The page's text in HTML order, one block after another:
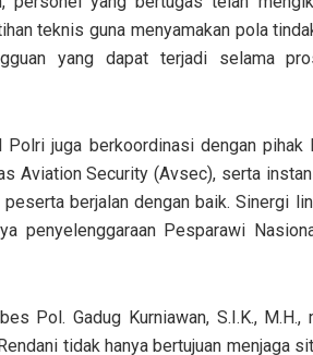
teknis guna menyamakan pola
yang dapat terjadi selama
juga berkoordinasi dengan pihak
Aviation Security (Avsec), serta
berjalan dengan baik. Sinergi
penyelenggaraan Pesparawi
Pol. Gadug Kurniawan, S.I.K., M.H.,
tidak hanya bertujuan menjaga